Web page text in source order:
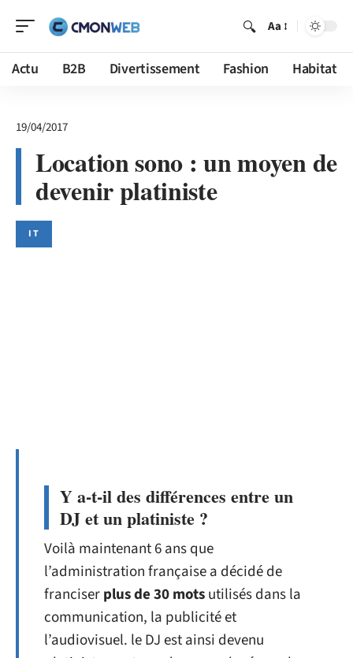
Aa
Actu B2B Divertissement Fashion Habitat
19/04/2017
Location sono : un moyen de
devenir platiniste
IT
Y a-t-il des différences entre un
DJ et un platiniste ?
Voilà maintenant 6 ans que
l’administration française a décidé de
franciserplus de 30 motsutilisés dans la
communication, la publicité et
l’audiovisuel. le DJ est ainsi devenu